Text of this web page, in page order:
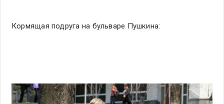
Кормящая подруга на бульваре Пушкина: